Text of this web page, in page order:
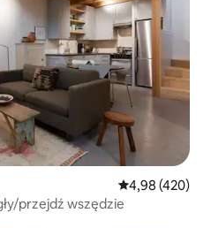
Średnia
4,98 (420)
przejdź wszędzie